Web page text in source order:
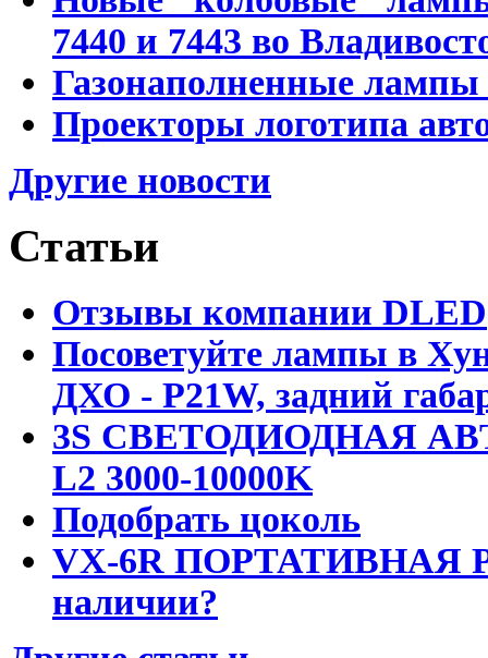
7440 и 7443 во
Газонаполненные лампы
Проекторы логотипа
Другие новости
Статьи
Отзывы компании DLED
Посоветуйте лампы в
ДХО - P21W, задний
3S СВЕТОДИОДНАЯ
L2 3000-10000K
Подобрать цоколь
VX-6R ПОРТАТИВНАЯ
наличии?